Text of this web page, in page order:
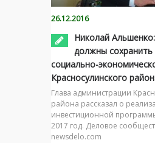
26.12.2016
Николай
должны
социально-
Красносулинского
Глава администрации
района рассказал о
инвестиционной
2017 год. Деловое
newsdelo.com